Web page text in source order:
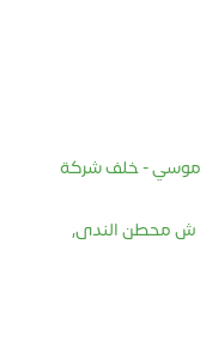
موسي - خلف شركة
- ش محطن الندى,